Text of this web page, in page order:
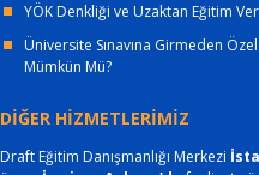
YÖK Denkliği ve Uzaktan Eğitim
Üniversite Sınavına Girmeden
Mümkün Mü?
DİĞER HİZMETLERİMİZ
Draft Eğitim Danışmanlığı Merkezi